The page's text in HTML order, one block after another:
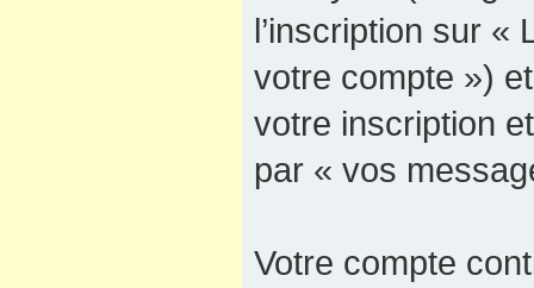
l’inscription sur «
votre compte »)
votre inscription
par « vos
Votre compte